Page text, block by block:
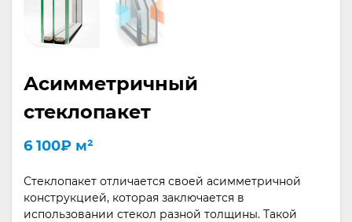
Асимметричный
стеклопакет
6 100₽ м²
Стеклопакет отличается своей асимметричной
конструкцией, которая заключается в
использовании стекол разной толщины. Такой